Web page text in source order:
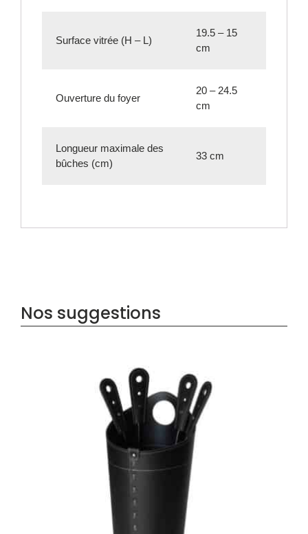
Surface vitrée (H – L)
19.5 – 15
cm
Ouverture du foyer
20 – 24.5
cm
Longueur maximale des
bûches (cm)
33 cm
Nos suggestions